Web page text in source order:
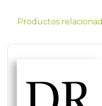
Productos